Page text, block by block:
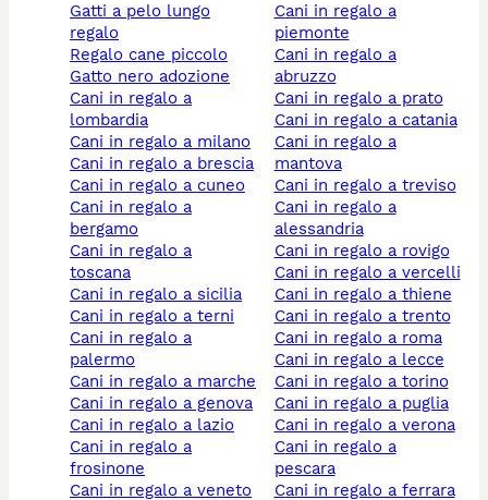
gatti a pelo lungo
regalo
regalo cane piccolo
gatto nero adozione
cani in regalo a
lombardia
cani in regalo a milano
cani in regalo a brescia
cani in regalo a cuneo
cani in regalo a
bergamo
cani in regalo a
toscana
cani in regalo a sicilia
cani in regalo a terni
cani in regalo a
palermo
cani in regalo a marche
cani in regalo a genova
cani in regalo a lazio
cani in regalo a
frosinone
cani in regalo a veneto
cani in regalo a
piemonte
cani in regalo a
abruzzo
cani in regalo a prato
cani in regalo a catania
cani in regalo a
mantova
cani in regalo a treviso
cani in regalo a
alessandria
cani in regalo a rovigo
cani in regalo a vercelli
cani in regalo a thiene
cani in regalo a trento
cani in regalo a roma
cani in regalo a lecce
cani in regalo a torino
cani in regalo a puglia
cani in regalo a verona
cani in regalo a
pescara
cani in regalo a ferrara